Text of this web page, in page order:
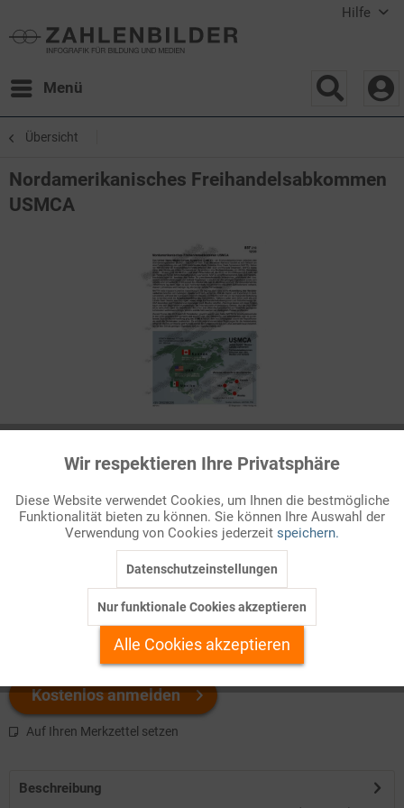
Hilfe
Menü
Übersicht
Nordamerikanisches Freihandelsabkommen
USMCA
das NAFTA-Abkommen fort.
Welchen Download brauchen Sie?
Kostenlos anmelden
Auf Ihren Merkzettel setzen
Beschreibung
Funktionale Aktiv
Marketing Inaktiv
Personalisierung Inaktiv
Service
Wir respektieren Ihre Privatsphäre
Diese Website verwendet Cookies, um Ihnen die bestmögliche
Funktionalität bieten zu können. Sie können Ihre Auswahl der
Verwendung von Cookies jederzeit speichern.
Datenschutzeinstellungen
Nur funktionale Cookies akzeptieren
Alle Cookies akzeptieren